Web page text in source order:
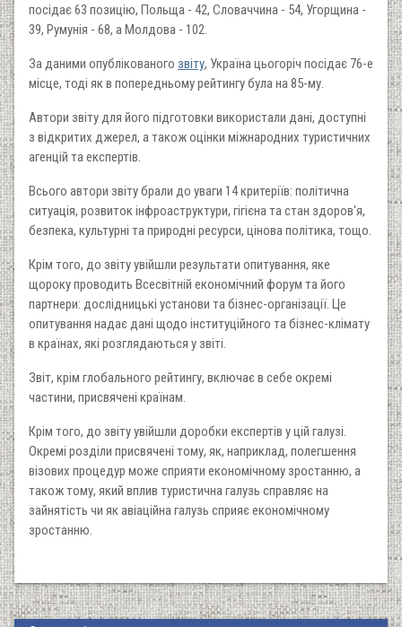
посідає 63 позицію, Польща - 42, Словаччина - 54, Угорщина -
39, Румунія - 68, а Молдова - 102.
За даними опублікованого звіту, Україна цьогоріч посідає 76-е
місце, тоді як в попередньому рейтингу була на 85-му.
Автори звіту для його підготовки використали дані, доступні
з відкритих джерел, а також оцінки міжнародних туристичних
агенцій та експертів.
Всього автори звіту брали до уваги 14 критеріїв: політична
ситуація, розвиток інфроаструктури, гігієна та стан здоров'я,
безпека, культурні та природні ресурси, цінова політика, тощо.
Крім того, до звіту увійшли результати опитування, яке
щороку проводить Всесвітній економічний форум та його
партнери: дослідницькі установи та бізнес-організації. Це
опитування надає дані щодо інституційного та бізнес-клімату
в країнах, які розглядаються у звіті.
Звіт, крім глобального рейтингу, включає в себе окремі
частини, присвячені країнам.
Крім того, до звіту увійшли доробки експертів у цій галузі.
Окремі розділи присвячені тому, як, наприклад, полегшення
візових процедур може сприяти економічному зростанню, а
також тому, який вплив туристична галузь справляє на
зайнятість чи як авіаційна галузь сприяє економічному
зростанню.